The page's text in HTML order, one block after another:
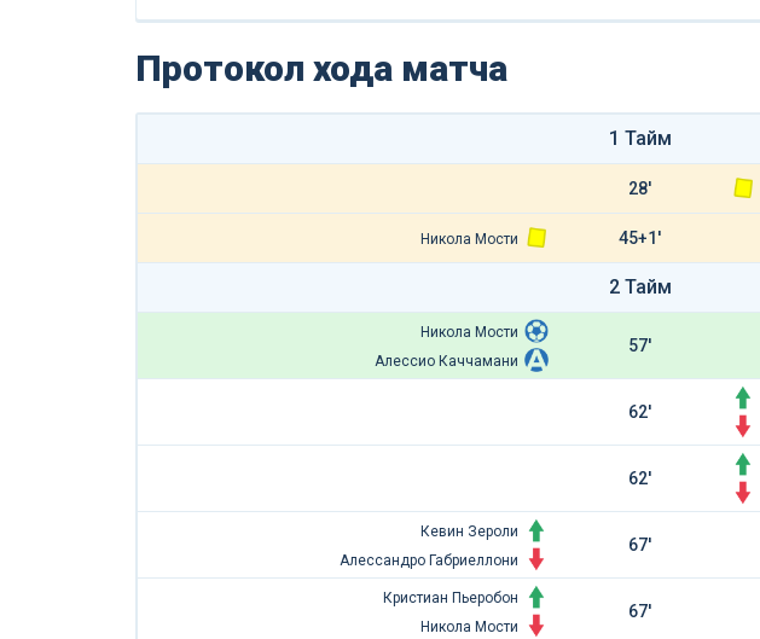
Протокол хода матча
1 Тайм
28'
Никола Мости 45+1'
2 Тайм
Никола Мости
Алессио Каччамани
57'
62'
62'
Кевин Зероли
Алессандро Габриеллони
67'
Кристиан Пьеробон
Никола Мости
67'